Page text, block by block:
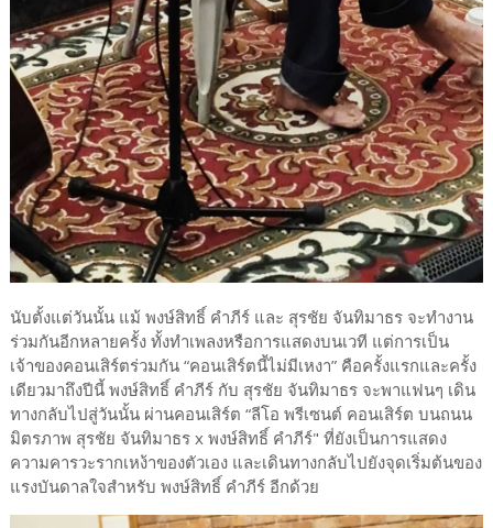
นับตั้งแต่วันนั้น แม้ พงษ์สิทธิ์ คำภีร์ และ สุรชัย จันทิมาธร จะทำงาน
ร่วมกันอีกหลายครั้ง ทั้งทำเพลงหรือการแสดงบนเวที แต่การเป็น
เจ้าของคอนเสิร์ตร่วมกัน “คอนเสิร์ตนี้ไม่มีเหงา” คือครั้งแรกและครั้ง
เดียวมาถึงปีนี้ พงษ์สิทธิ์ คำภีร์ กับ สุรชัย จันทิมาธร จะพาแฟนๆ เดิน
ทางกลับไปสู่วันนั้น ผ่านคอนเสิร์ต “ลีโอ พรีเซนต์ คอนเสิร์ต บนถนน
มิตรภาพ สุรชัย จันทิมาธร x พงษ์สิทธิ์ คำภีร์" ที่ยังเป็นการแสดง
ความคารวะรากเหง้าของตัวเอง และเดินทางกลับไปยังจุดเริ่มต้นของ
แรงบันดาลใจสำหรับ พงษ์สิทธิ์ คำภีร์ อีกด้วย